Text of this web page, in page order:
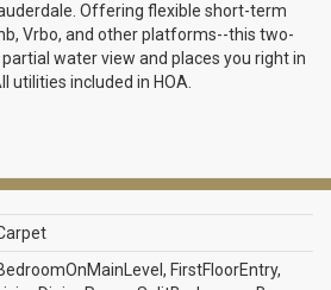
Offering flexible short-term
Vrbo, and other platforms--this two-
water view and places you right in
utilities included in HOA.
FirstFloorEntry,